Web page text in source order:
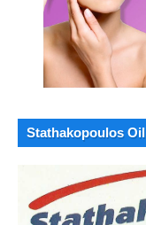
Stathakopoulos Oil